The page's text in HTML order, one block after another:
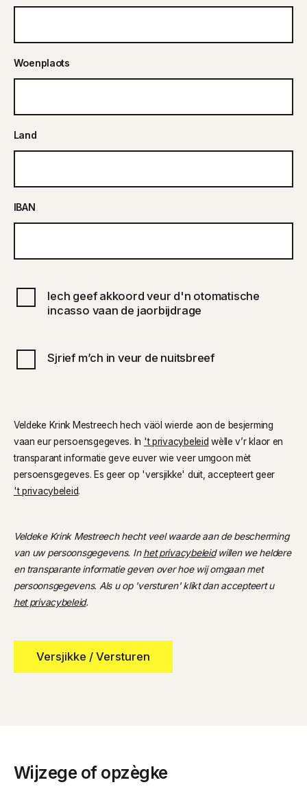
Woenplaots
Land
IBAN
Iech geef akkoord veur d'n otomatische
incasso vaan de jaorbijdrage
Sjrief m’ch in veur de nuitsbreef
Veldeke Krink Mestreech hech väöl wierde aon de besjerming
vaan eur persoensgegeves. In 't privacybeleid wèlle v’r klaor en
transparant informatie geve euver wie veer umgoon mèt
persoensgegeves. Es geer op 'versjikke' duit, accepteert geer
't privacybeleid.
Veldeke Krink Mestreech hecht veel waarde aan de bescherming
van uw persoonsgegevens. Inhet privacybeleidwillen we heldere
en transparante informatie geven over hoe wij omgaan met
persoonsgegevens. Als u op 'versturen' klikt dan accepteert u
het privacybeleid.
Wijzege of opzègke